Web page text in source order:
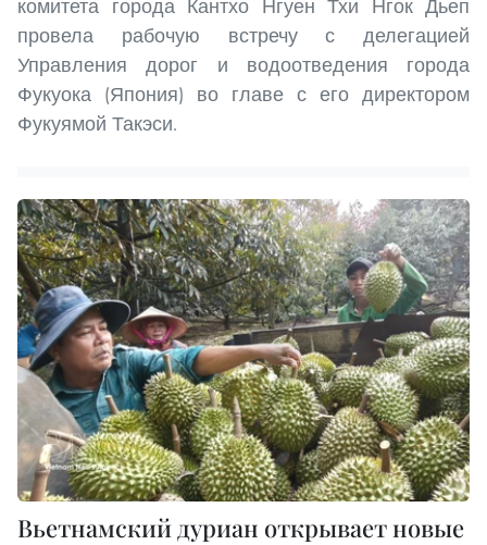
комитета города Кантхо Нгуен Тхи Нгок Дьеп
провела рабочую встречу с делегацией
Управления дорог и водоотведения города
Фукуока (Япония) во главе с его директором
Фукуямой Такэси.
Вьетнамский дуриан открывает новые